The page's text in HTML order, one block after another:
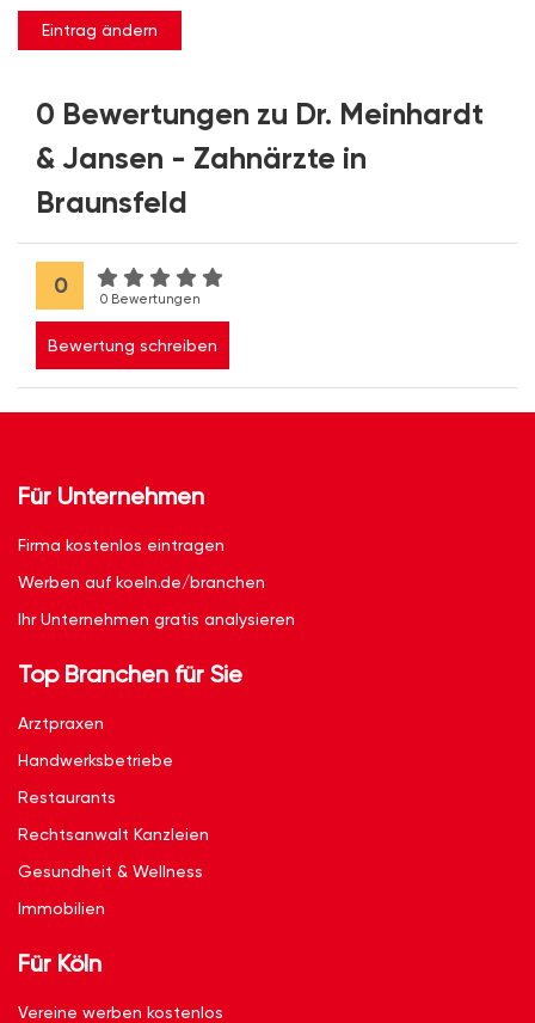
Eintrag ändern
0 Bewertungen zu Dr. Meinhardt
& Jansen - Zahnärzte in
Braunsfeld
0
0 Bewertungen
Bewertung schreiben
Für Unternehmen
Firma kostenlos eintragen
Werben auf koeln.de/branchen
Ihr Unternehmen gratis analysieren
Top Branchen für Sie
Arztpraxen
Handwerksbetriebe
Restaurants
Rechtsanwalt Kanzleien
Gesundheit & Wellness
Immobilien
Für Köln
Vereine werben kostenlos